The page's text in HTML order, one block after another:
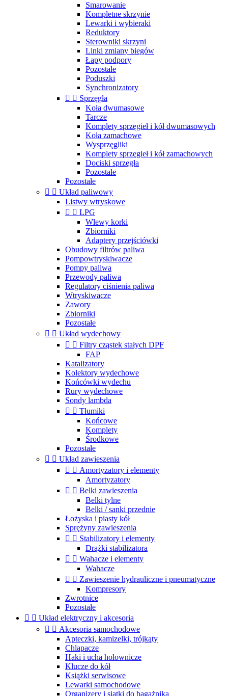
Smarowanie
Kompletne skrzynie
Lewarki i wybieraki
Reduktory
Sterowniki skrzyni
Linki zmiany biegów
Łapy podpory
Pozostałe
Poduszki
Synchronizatory
  Sprzęgła
Koła dwumasowe
Tarcze
Komplety sprzęgieł i kół dwumasowych
Koła zamachowe
Wysprzęgliki
Komplety sprzęgieł i kół zamachowych
Dociski sprzęgła
Pozostałe
Pozostałe
  Układ paliwowy
Listwy wtryskowe
  LPG
Wlewy korki
Zbiorniki
Adaptery przejściówki
Obudowy filtrów paliwa
Pompowtryskiwacze
Pompy paliwa
Przewody paliwa
Regulatory ciśnienia paliwa
Wtryskiwacze
Zawory
Zbiorniki
Pozostałe
  Układ wydechowy
  Filtry cząstek stałych DPF
FAP
Katalizatory
Kolektory wydechowe
Końcówki wydechu
Rury wydechowe
Sondy lambda
  Tłumiki
Końcowe
Komplety
Środkowe
Pozostałe
  Układ zawieszenia
  Amortyzatory i elementy
Amortyzatory
  Belki zawieszenia
Belki tylne
Belki / sanki przednie
Łożyska i piasty kół
Sprężyny zawieszenia
  Stabilizatory i elementy
Drążki stabilizatora
  Wahacze i elementy
Wahacze
  Zawieszenie hydrauliczne i pneumatyczne
Kompresory
Zwrotnice
Pozostałe
  Układ elektryczny i akcesoria
  Akcesoria samochodowe
Apteczki, kamizelki, trójkąty
Chlapacze
Haki i ucha holownicze
Klucze do kół
Książki serwisowe
Lewarki samochodowe
Organizery i siatki do bagażnika